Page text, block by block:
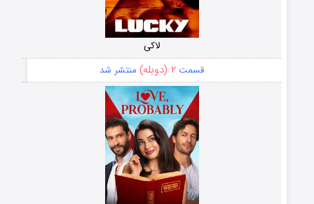
لاکی
قسمت ۲ (دوبله) منتشر شد